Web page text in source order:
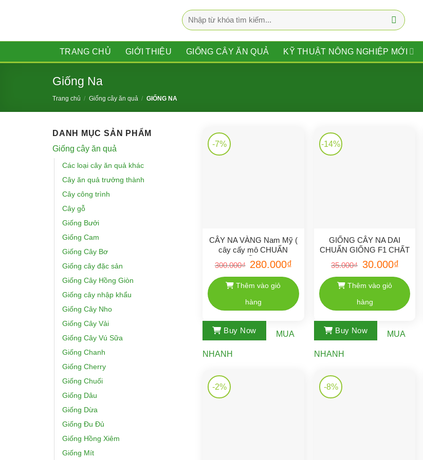
dung
Tìm
kiếm:
TRANG CHỦ GIỚI THIỆU GIỐNG CÂY ĂN QUẢ KỸ THUẬT NÔNG NGHIỆP MỚI
Giống Na
Trang chủ / Giống cây ăn quả / GIỐNG NA
DANH MỤC SẢN PHẨM
Giống cây ăn quả
Các loại cây ăn quả khác
Cây ăn quả trưởng thành
Cây công trình
Cây gỗ
Giống Bưởi
Giống Cam
Giống Cây Bơ
Giống cây đặc sản
Giống Cây Hồng Giòn
Giống cây nhập khẩu
Giống Cây Nho
Giống Cây Vải
Giống Cây Vú Sữa
Giống Chanh
Giống Cherry
Giống Chuối
Giống Dâu
Giống Dừa
Giống Đu Đủ
Giống Hồng Xiêm
Giống Mít
-7%
CÂY NA VÀNG Nam Mỹ (
cây cấy mô CHUẨN
GIỐNG)
300.000₫ Giá
gốc
là:
300.000₫.
280.000₫
là:
280.000₫.
Thêm vào giỏ
hàng
Buy Now MUA
NHANH
-14%
GIỐNG CÂY NA DAI
CHUẨN GIỐNG F1 CHẤT
LƯỢNG
35.000₫
Giá
gốc
là:
35.000₫.
30.000₫Giá
hiện
là:
30.000₫.
Thêm vào giỏ
hàng
Buy Now MUA
NHANH
-2% -8%